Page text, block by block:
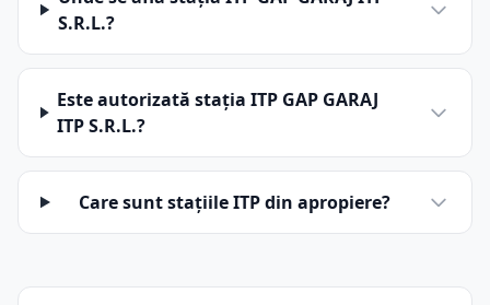
S.R.L.?
Este autorizată stația ITP GAP GARAJ
ITP S.R.L.?
Care sunt stațiile ITP din apropiere?